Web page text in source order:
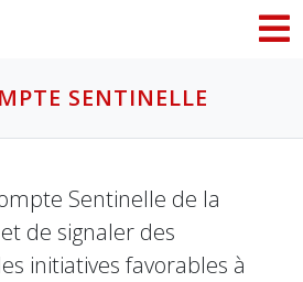
SENTINELLE
Sentinelle de la
de signaler des
initiatives favorables à
cookies